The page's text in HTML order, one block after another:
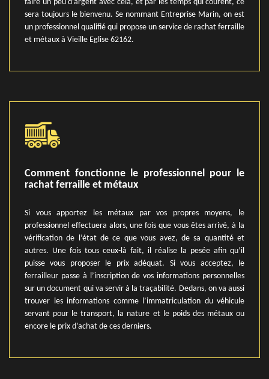
faire un peu d’argent avec cela, et par les temps qui courent, ce
sera toujours le bienvenu. Se nommant Entreprise Marin, on est
un professionnel qualifié qui propose un service de rachat ferraille
et métaux à Vieille Eglise 62162.
Comment fonctionne le professionnel pour le
rachat ferraille et métaux
Si vous apportez les métaux par vos propres moyens, le
professionnel effectuera alors, une fois que vous êtes arrivé, à la
vérification de l’état de ce que vous avez, de sa quantité et
autres. Une fois tous ceux-là fait, il réalise la pesée afin qu’il
puisse vous proposer le prix adéquat. Si vous acceptez, le
ferrailleur passe à l’inscription de vos informations personnelles
sur un document qui va servir à la traçabilité. Dedans, on va aussi
trouver les informations comme l’immatriculation du véhicule
servant pour le transport, la nature et le poids des métaux ou
encore le prix d’achat de ces derniers.